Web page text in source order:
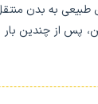
طبیعی به بدن
پس از چندین